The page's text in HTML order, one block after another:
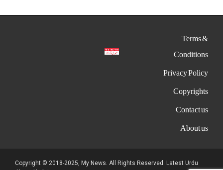
Terms &
Conditions
Privacy Policy
Copyrights
Contact us
About us
Copyright © 2018-2025, My News. All Rights Reserved. Latest Urdu